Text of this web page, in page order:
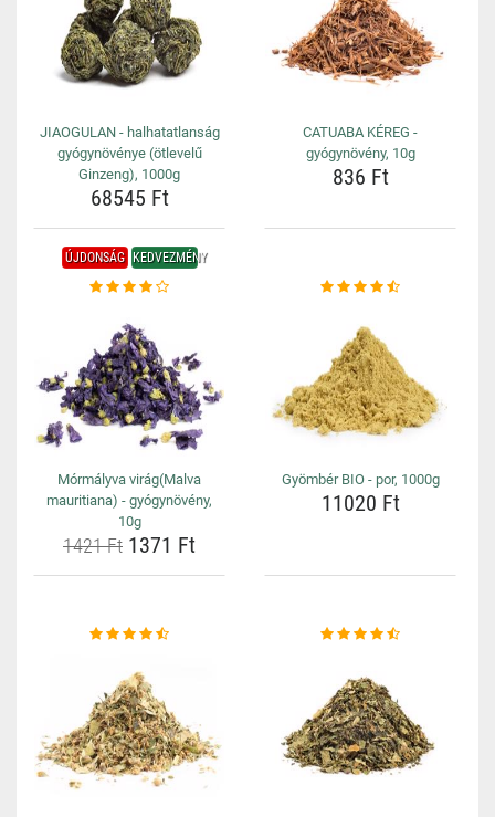
JIAOGULAN - halhatatlanság
gyógynövénye (ötlevelű
Ginzeng), 1000g
68545 Ft
CATUABA KÉREG -
gyógynövény, 10g
836 Ft
ÚJDONSÁG KEDVEZMÉNY
Mórmályva virág(Malva
mauritiana) - gyógynövény,
10g
1421 Ft 1371 Ft
Gyömbér BIO - por, 1000g
11020 Ft